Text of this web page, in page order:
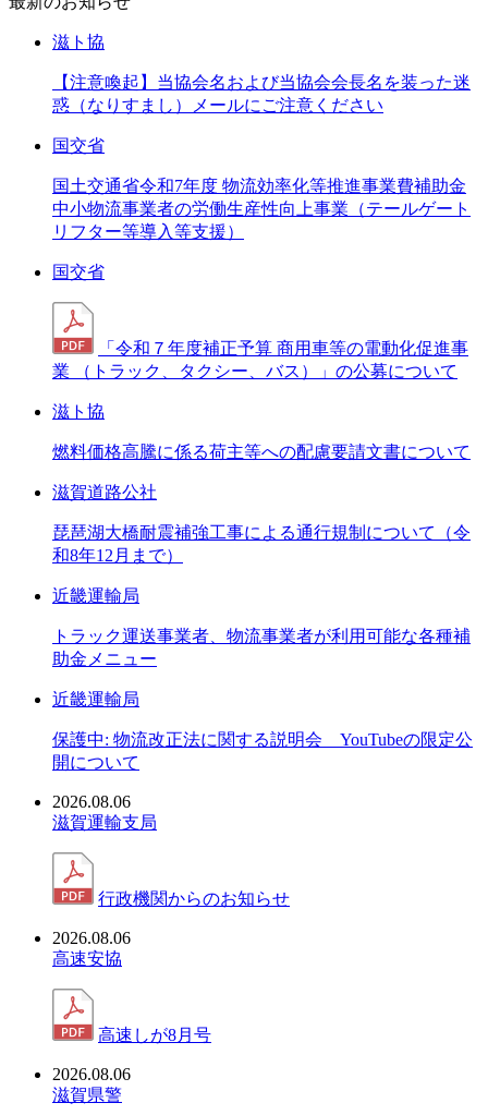
滋ト協
【注意喚起】当協会名および当協会会長名を装った迷
惑（なりすまし）メールにご注意ください
国交省
国土交通省令和7年度 物流効率化等推進事業費補助金
中小物流事業者の労働生産性向上事業（テールゲート
リフター等導入等支援）
国交省
「令和７年度補正予算 商用車等の電動化促進事
業 （トラック、タクシー、バス）」の公募について
滋ト協
燃料価格高騰に係る荷主等への配慮要請文書について
滋賀道路公社
琵琶湖大橋耐震補強工事による通行規制について（令
和8年12月まで）
近畿運輸局
トラック運送事業者、物流事業者が利用可能な各種補
助金メニュー
近畿運輸局
保護中: 物流改正法に関する説明会 YouTubeの限定公
開について
2026.08.06
滋賀運輸支局
行政機関からのお知らせ
2026.08.06
高速安協
高速しが8月号
2026.08.06
滋賀県警